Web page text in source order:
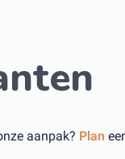
aanpak? Plan